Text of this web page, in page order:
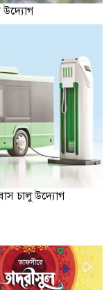
উদ্যোগ
চালু উদ্যোগ